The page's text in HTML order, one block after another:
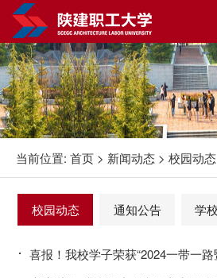
当前位置: 首页 > 新闻动态 > 校园动态
校园动态 通知公告 学
喜报！我校学子荣获“2024一带一路暨金砖国家技能发展与技术创新大赛第二届路桥工程施工